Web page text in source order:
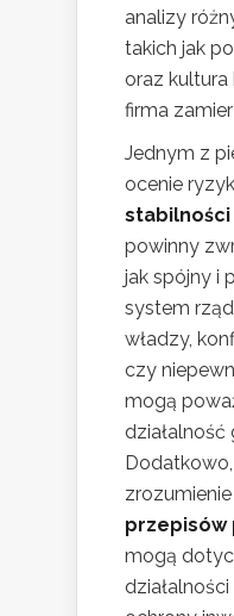
analizy
takich jak
oraz kultura
firma
Jednym z
ocenie
powinny
jak spójny i
system
władzy,
czy
mogą
działalność
przepisów
mogą